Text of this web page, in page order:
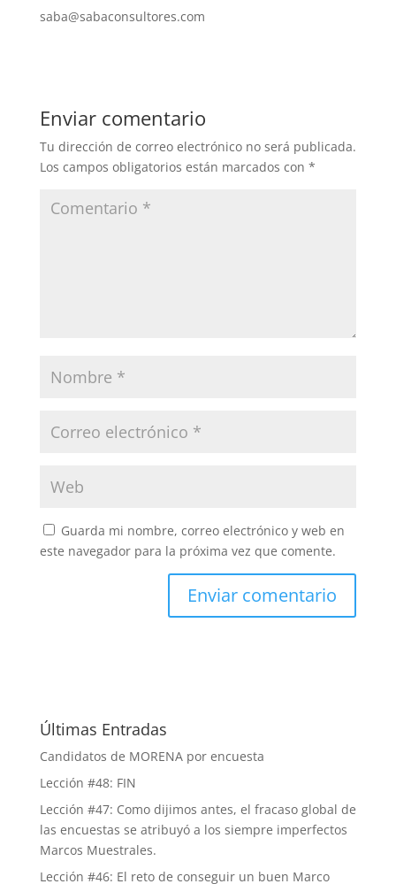
saba@sabaconsultores.com
Enviar comentario
Tu dirección de correo electrónico no será publicada.
Los campos obligatorios están marcados con *
Guarda mi nombre, correo electrónico y web en
este navegador para la próxima vez que comente.
Últimas Entradas
Candidatos de MORENA por encuesta
Lección #48: FIN
Lección #47: Como dijimos antes, el fracaso global de
las encuestas se atribuyó a los siempre imperfectos
Marcos Muestrales.
Lección #46: El reto de conseguir un buen Marco